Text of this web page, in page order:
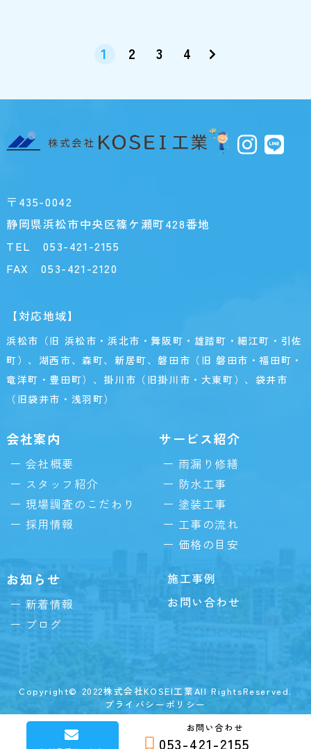
お問い合わせ
053-421-2155
1 2 3 4
〒435-0042
静岡県浜松市中央区篠ケ瀬町428番地
TEL053-421-2155
FAX 053-421-2120
【対応地域】
浜松市（旧 浜松市・浜北市・舞阪町・雄踏町・細江町・引佐
町）、湖西市、森町、新居町、磐田市（旧 磐田市・福田町・
竜洋町・豊田町）、掛川市（旧掛川市・大東町）、袋井市
（旧袋井市・浅羽町）
会社案内
会社概要
スタッフ紹介
現場調査のこだわり
採用情報
サービス紹介
雨漏り修繕
防水工事
塗装工事
工事の流れ
価格の目安
お知らせ
新着情報
ブログ
施工事例
お問い合わせ
Copyright© 2022株式会社KOSEI工業All RightsReserved.
プライバシーポリシー